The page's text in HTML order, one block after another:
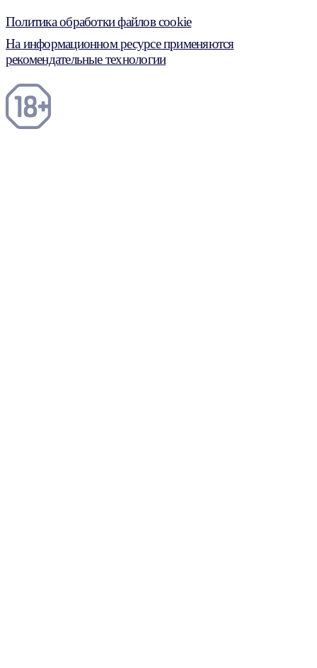
Политика обработки файлов cookie
На информационном ресурсе применяются
рекомендательные технологии